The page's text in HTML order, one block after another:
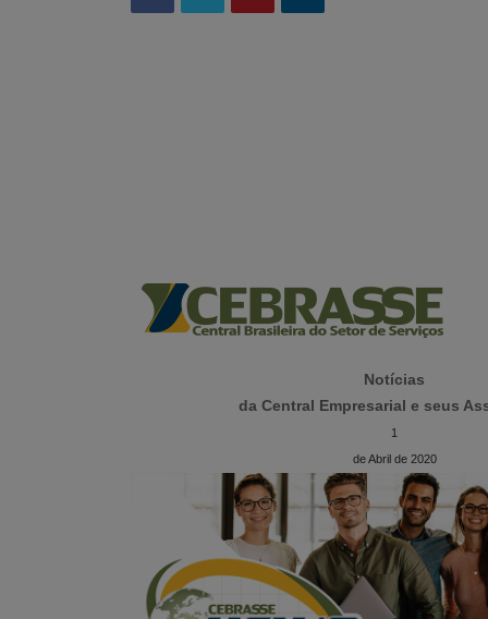
Notícias
da Central Empresarial e seus
1
de Abril de 2020